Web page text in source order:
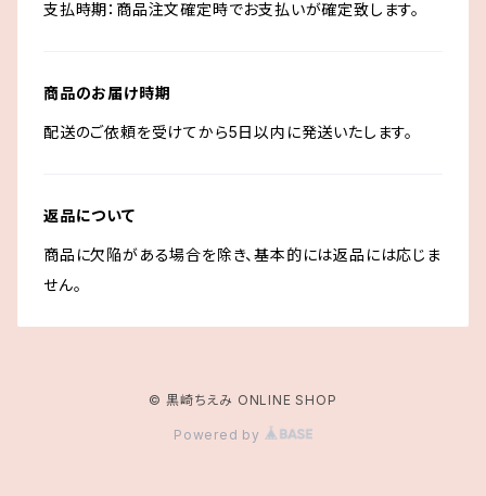
支払時期：商品注文確定時でお支払いが確定致します。
商品のお届け時期
配送のご依頼を受けてから5日以内に発送いたします。
返品について
商品に欠陥がある場合を除き、基本的には返品には応じま
せん。
© 黒崎ちえみ ONLINE SHOP
Powered by